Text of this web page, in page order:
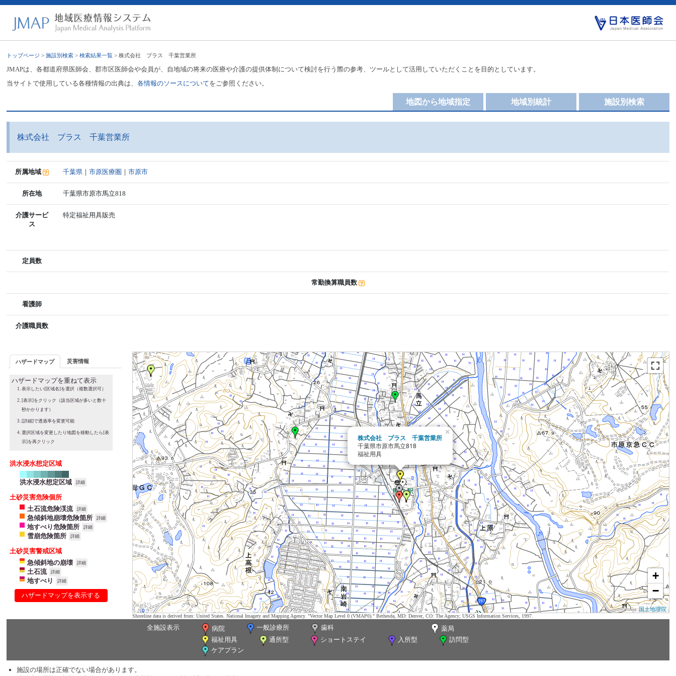
トップページ >施設別検索 >検索結果一覧 > 株式会社 プラス 千葉営業所
JMAPは、各都道府県医師会、郡市区医師会や会員が、自地域の将来の医療や介護の提供体制について検討を行う際の参考、ツールとして活用していただくことを目的としています。
当サイトで使用している各種情報の出典は、各情報のソースについてをご参照ください。
施設別検索
地域別統計
地図から地域指定
株式会社 プラス 千葉営業所
所属地域 千葉県 ｜市原医療圏 ｜市原市
所在地 千葉県市原市馬立818
介護サービ
ス
特定福祉用具販売
定員数
常勤換算職員数
看護師
介護職員数
ハザードマップ 災害情報
ハザードマップを重ねて表示
表示したい[区域名]を選択（複数選択可）
[表示]をクリック（該当区域が多いと数十
秒かかります）
[詳細]で透過率を変更可能
選択区域を変更したり地図を移動したら[表
示]を再クリック
洪水浸水想定区域
洪水浸水想定区域 詳細
土砂災害危険個所
土石流危険渓流
詳細
急傾斜地崩壊危険箇所 詳細
地すべり危険箇所 詳細
雪崩危険箇所 詳細
土砂災害警戒区域
急傾斜地の崩壊
詳細
土石流 詳細
地すべり 詳細
ハザードマップを表示する
株式会社 プラス 千葉営業所
千葉県市原市馬立818
福祉用具
×
+
−
国土地理院
Shoreline data is derived from: United States. National Imagery and Mapping Agency. "Vector Map Level 0 (VMAP0)." Bethesda, MD: Denver, CO: The Agency; USGS Information Services, 1997.
全施設表示 病院 一般診療所 歯科
薬局
福祉用具
通所型 ショートステイ 入所型
訪問型
ケアプラン
施設の場所は正確でない場合があります。